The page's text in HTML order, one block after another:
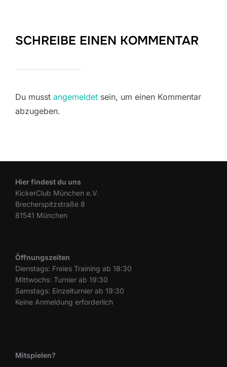
SCHREIBE EINEN KOMMENTAR
Du musst angemeldet sein, um einen Kommentar
abzugeben.
Hier findest du uns
KickerClub München e.V.
Brecherspitzstraße 8
81541 München
Öffnungszeiten
Dienstags: Freies Training ab 18:30
Mittwochs: Turnier ab 19:30
Samstags: Einzelturnier ab 19:30
Keine Anmeldung erforderlich
Mitspielen?